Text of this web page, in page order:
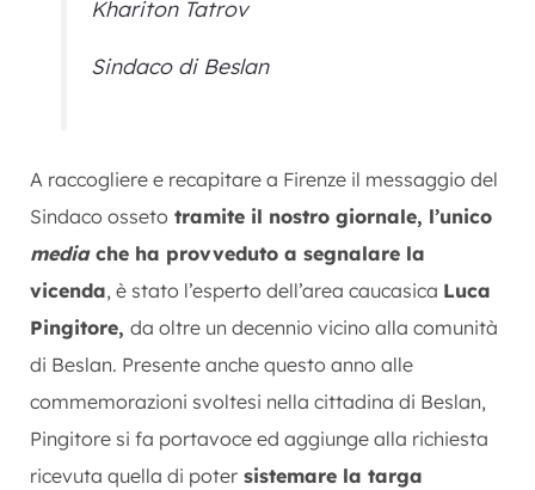
Khariton Tatrov
Sindaco di Beslan
A raccogliere e recapitare a Firenze il messaggio del
Sindaco osseto tramite il nostro giornale, l’unico
mediache ha provveduto a segnalare la
vicenda, è stato l’esperto dell’area caucasica Luca
Pingitore, da oltre un decennio vicino alla comunità
di Beslan. Presente anche questo anno alle
commemorazioni svoltesi nella cittadina di Beslan,
Pingitore si fa portavoce ed aggiunge alla richiesta
ricevuta quella di poter sistemare la targa